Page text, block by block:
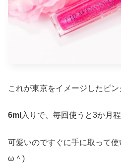
これが東京をイメージしたピン
6ml 入りで、毎回使うと3か月
可愛いのですぐに手に取って使
ω＾)